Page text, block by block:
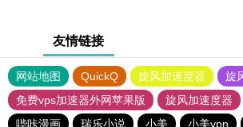
友情链接
网站地图 QuickQ 旋风加速度器 旋
免费vps加速器外网苹果版
旋风加速度器
哔咔漫画
瑞乐小说 小美 小美vpn